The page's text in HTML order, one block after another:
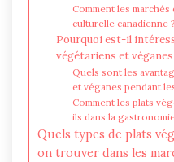
Comment les
culturelle canadienne ?
Pourquoi est-il
végétariens et
Quels sont les
et véganes pendant
Comment les plats
ils dans la
Quels types de plats
on trouver dans les